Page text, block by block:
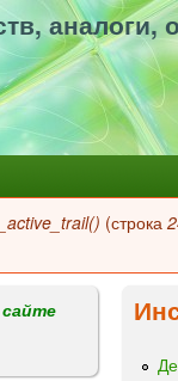
аналоги,
(строка